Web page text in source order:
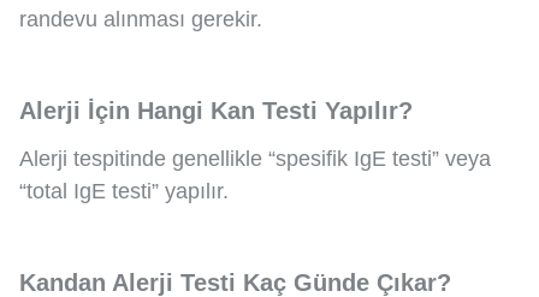
randevu alınması gerekir.
Alerji İçin Hangi Kan Testi Yapılır?
Alerji tespitinde genellikle “spesifik IgE testi” veya
“total IgE testi” yapılır.
Kandan Alerji Testi Kaç Günde Çıkar?